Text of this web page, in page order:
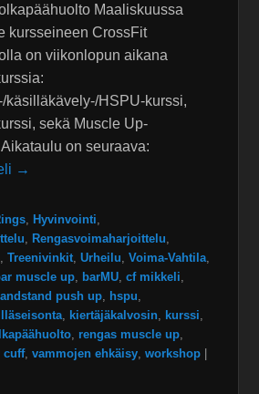
Maaliskuussa
kursseineen CrossFit
on viikonlopun aikana
käsilläkävely-/HSPU-kurssi,
sekä Muscle Up-
on seuraava:
→
, Hyvinvointi,
, Rengasvoimaharjoittelu,
,Treenivinkit,Urheilu,Voima-Vahtila,
muscle up, barMU,cf mikkeli,
push up, hspu,
, kiertäjäkalvosin, kurssi,
, rengas muscle up,
cuff,vammojen ehkäisy,workshop